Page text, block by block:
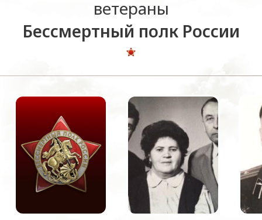
ветераны
Бессмертный полк России